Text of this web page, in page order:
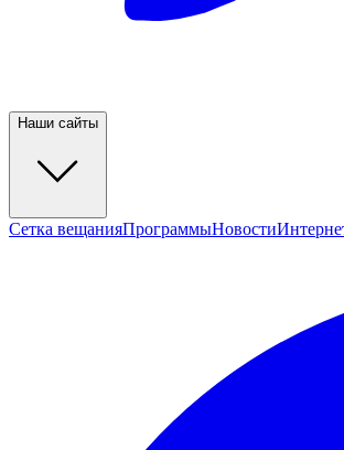
Наши сайты
Сетка вещанияПрограммыНовости